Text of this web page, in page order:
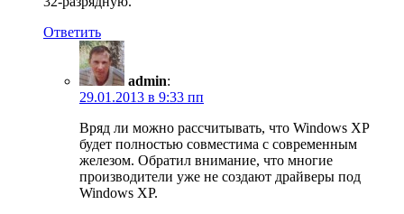
Ответить
admin:
29.01.2013 в 9:33 пп
Вряд ли можно рассчитывать, что Windows XP
будет полностью совместима с современным
железом. Обратил внимание, что многие
производители уже не создают драйверы под
Windows XP.